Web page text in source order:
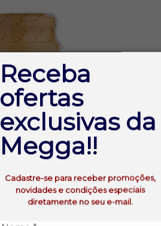
Receba
ofertas
exclusivas da
Megga!!
Cadastre-se para receber promoções,
novidades e condições especiais
diretamente no seu e-mail.